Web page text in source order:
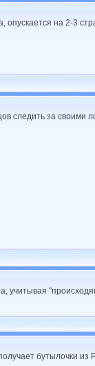
на 2-3
следить за
учитывая
бутылочки из